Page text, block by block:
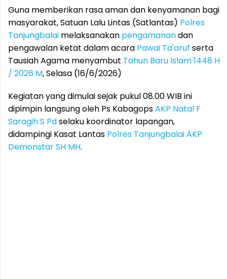
Guna memberikan rasa aman dan kenyamanan bagi
masyarakat, Satuan Lalu Lintas (Satlantas) Polres
Tanjungbalai melaksanakan pengamanandan
pengawalan ketat dalam acara Pawai Ta'aruf serta
Tausiah Agama menyambut Tahun Baru Islam 1448 H
/ 2026 M, Selasa (16/6/2026)
Kegiatan yang dimulai sejak pukul 08.00 WIB ini
dipimpin langsung oleh Ps KabagopsAKP Natal F
Saragih S Pdselaku koordinator lapangan,
didampingi Kasat Lantas Polres TanjungbalaiAKP
Demonstar SH MH.